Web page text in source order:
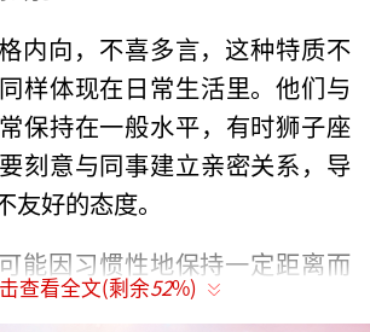
内向，不喜多言，这种特质不
样体现在日常生活里。他们与
保持在一般水平，有时狮子座
刻意与同事建立亲密关系，导
好的态度。
能因习惯性地保持一定距离而
。他们倾向于享受独处，不愿
查看全文(剩余52%)